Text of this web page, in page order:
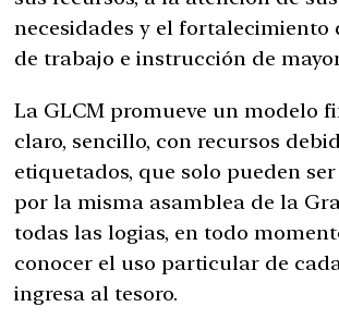
necesidades y el fortalecimiento
de trabajo e instrucción de
La GLCM promueve un modelo
claro, sencillo, con recursos
etiquetados, que solo pueden
por la misma asamblea de la
todas las logias, en todo
conocer el uso particular de
ingresa al tesoro.